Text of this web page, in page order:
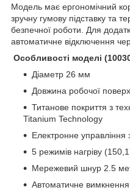
Модель має ергономічний
зручну гумову підставку та
безпечної роботи. Для
автоматичне відключення
Особливості моделі
Діаметр 26 мм
Довжина робочої
Титанове покриття з
Titanium Technology
Електронне управління
5 режимів нагріву
Мережевий шнур 2.5
Автоматичне